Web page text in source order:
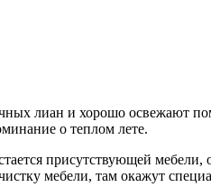
лиан и хорошо освежают
о теплом лете.
присутствующей
мебели, там окажут